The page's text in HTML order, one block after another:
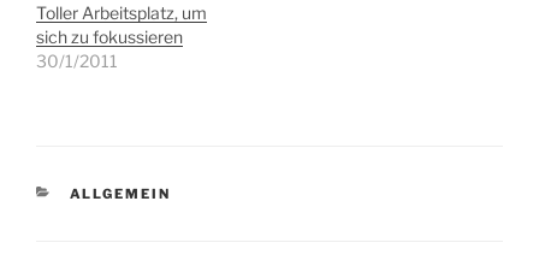
Toller Arbeitsplatz, um
sich zu fokussieren
30/1/2011
KATEGORIEN
ALLGEMEIN